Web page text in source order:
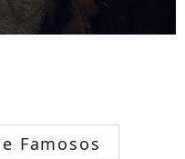
Famosos